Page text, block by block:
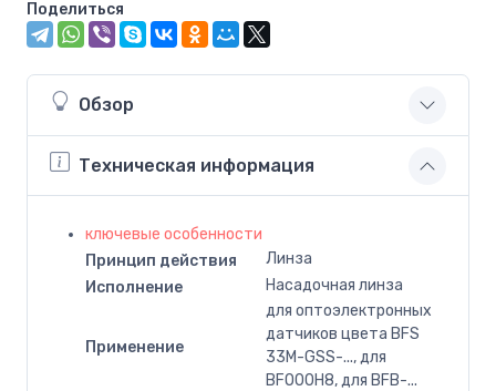
Поделиться
Обзор
Техническая информация
ключевые особенности
Принцип действия
Линза
Исполнение
Насадочная линза
Применение
для оптоэлектронных
датчиков цвета BFS
33M-GSS-..., для
BFO00H8, для BFB-...